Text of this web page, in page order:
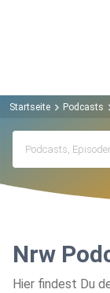
Startseite Podcasts
Nrw
Hier findest Du